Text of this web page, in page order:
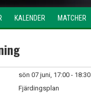
KALENDER MATCHER
sön 07 juni, 17:00 - 18:30
Fjärdingsplan